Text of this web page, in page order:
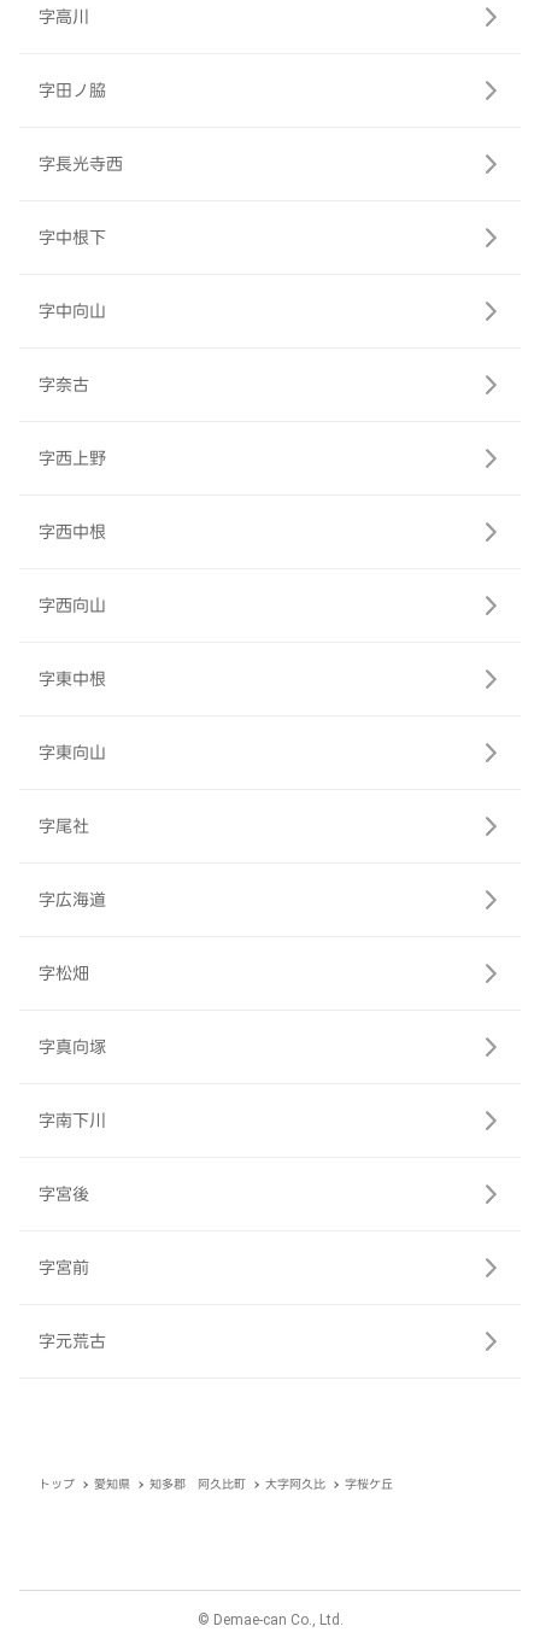
字高川
字田ノ脇
字長光寺西
字中根下
字中向山
字奈古
字西上野
字西中根
字西向山
字東中根
字東向山
字尾社
字広海道
字松畑
字真向塚
字南下川
字宮後
字宮前
字元荒古
トップ 愛知県 知多郡 阿久比町 大字阿久比 字桜ケ丘
© Demae-can Co., Ltd.